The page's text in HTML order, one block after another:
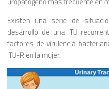
Existen una serie de
desarrollo de una ITU
factores de virulencia
ITU-R en la mujer.